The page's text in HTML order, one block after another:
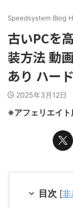
Speedsystem Blog
古いPCを
装方法 動
あり ハー
2025年3月12日
※アフェリエイト
目次 [非